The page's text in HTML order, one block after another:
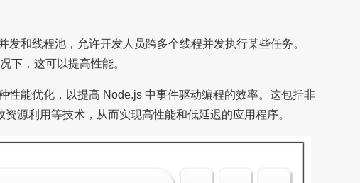
发和线程池，允许开发人员跨多个线程并发执行某些任务。
下，这可以提高性能。
性能优化，以提高 Node.js 中事件驱动编程的效率。这包括非
源利用等技术，从而实现高性能和低延迟的应用程序。